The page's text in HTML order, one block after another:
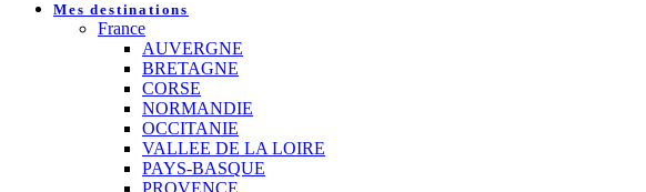
Mes destinations
France
AUVERGNE
BRETAGNE
CORSE
NORMANDIE
OCCITANIE
VALLEE DE LA LOIRE
PAYS-BASQUE
PROVENCE